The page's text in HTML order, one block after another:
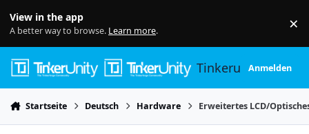
View in the app
A better way to browse. Learn more. ×
TinkerunityAnmelden
Startseite Deutsch Hardware Erweitertes LCD/